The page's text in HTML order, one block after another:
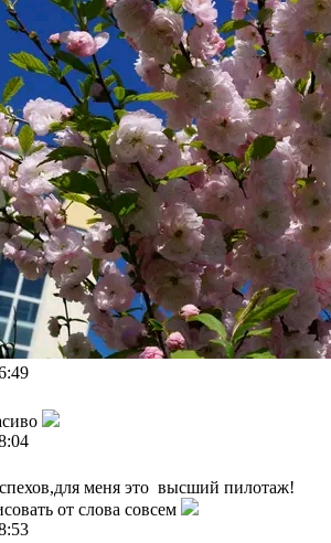
меня это высший пилотаж!
от слова совсем